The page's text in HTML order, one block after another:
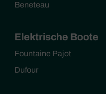
Beneteau
Elektrische Boote
Fountaine Pajot
Dufour